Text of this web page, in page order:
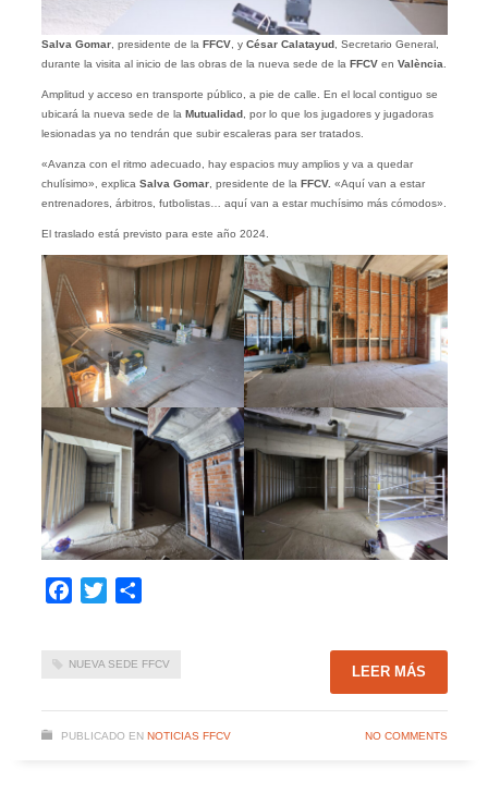
Salva Gomar, presidente de la FFCV, y César Calatayud , Secretario General,
durante la visita al inicio de las obras de la nueva sede de la FFCVen València.
Amplitud y acceso en transporte público, a pie de calle. En el local contiguo se
ubicará la nueva sede de la Mutualidad , por lo que los jugadores y jugadoras
lesionadas ya no tendrán que subir escaleras para ser tratados.
«Avanza con el ritmo adecuado, hay espacios muy amplios y va a quedar
chulísimo», explicaSalva Gomar, presidente de la FFCV. «Aquí van a estar
entrenadores, árbitros, futbolistas… aquí van a estar muchísimo más cómodos».
El traslado está previsto para este año 2024.
Facebook
Twitter
NUEVA SEDE FFCV LEER MÁS
PUBLICADO EN NOTICIAS FFCV NO COMMENTS